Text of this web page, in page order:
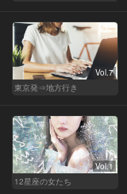
Vol.7
東京発⇒地方行き
Vol.1
12星座の女たち